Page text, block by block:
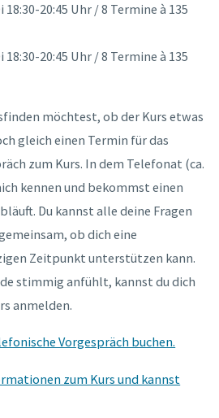
18:30-20:45 Uhr / 8 Termine à 135
18:30-20:45 Uhr / 8 Termine à 135
möchtest, ob der Kurs etwas
gleich einen Termin für das
zum Kurs. In dem Telefonat (ca.
kennen und bekommst einen
Du kannst alle deine Fragen
ob dich eine
Zeitpunkt unterstützen kann.
stimmig anfühlt, kannst du dich
anmelden.
Vorgespräch buchen.
zum Kurs und kannst